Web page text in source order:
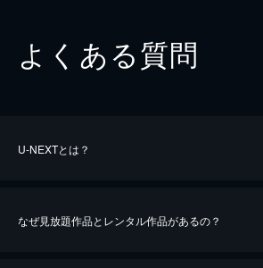
よくある質問
U-NEXTとは？
なぜ見放題作品とレンタル作品があるの？